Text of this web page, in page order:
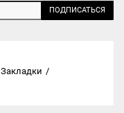
ПОДПИСАТЬСЯ
Закладки